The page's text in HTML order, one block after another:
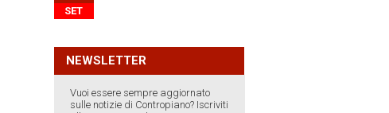
SET
NEWSLETTER
Vuoi essere sempre aggiornato
sulle notizie di Contropiano? Iscriviti